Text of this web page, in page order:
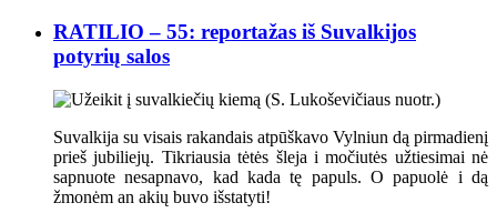
RATILIO – 55: reportažas iš Suvalkijos
potyrių salos
Suvalkija su visais rakandais atpūškavo Vylniun dą pirmadienį
prieš jubiliejų. Tikriausia tėtės šleja i močiutės užtiesimai nė
sapnuote nesapnavo, kad kada tę papuls. O papuolė i dą
žmonėm an akių buvo išstatyti!